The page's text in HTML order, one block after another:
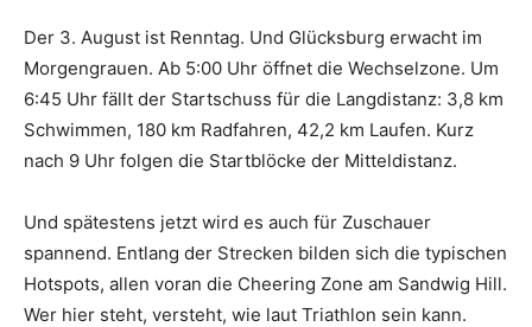
Der 3. August ist Renntag. Und Glücksburg erwacht im
Morgengrauen. Ab 5:00 Uhr öffnet die Wechselzone. Um
6:45 Uhr fällt der Startschuss für die Langdistanz: 3,8 km
Schwimmen, 180 km Radfahren, 42,2 km Laufen. Kurz
nach 9 Uhr folgen die Startblöcke der Mitteldis­tanz.
Und spätestens jetzt wird es auch für Zuschauer
spannend. Entlang der Strecken bilden sich die typischen
Hotspots, allen voran die Cheering Zone am Sandwig Hill.
Wer hier steht, versteht, wie laut Triathlon sein kann.